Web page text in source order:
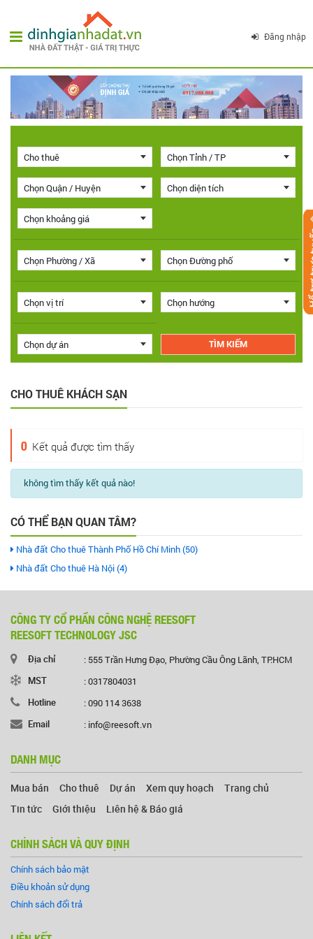
Đăng nhập
Cho thuê Chọn Tỉnh / TP
Chọn Quận / Huyện Chọn diện tích
Chọn khoảng giá
Chọn Phường / Xã Chọn Đường phố
Chọn vị trí Chọn hướng
Chọn dự án
CHO THUÊ KHÁCH SẠN
0 Kết quả được tìm thấy
không tìm thấy kết quả nào!
CÓ THỂ BẠN QUAN TÂM?
Nhà đất Cho thuê Thành Phố Hồ Chí Minh (50)
Nhà đất Cho thuê Hà Nội (4)
CÔNG TY CỔ PHẦN CÔNG NGHỆ REESOFT
REESOFT TECHNOLOGY JSC
Địa chỉ
: 555 Trần Hưng Đạo, Phường Cầu Ông Lãnh, TP.HCM
MST
: 0317804031
Hotline
: 090 114 3638
Email
: info@reesoft.vn
DANH MỤC
Mua bán Cho thuê Dự án Xem quy hoạch
Trang chủ
Tin tức
Giới thiệu Liên hệ & Báo giá
CHÍNH SÁCH VÀ QUY ĐỊNH
Chính sách bảo mật
Điều khoản sử dụng
Chính sách đổi trả